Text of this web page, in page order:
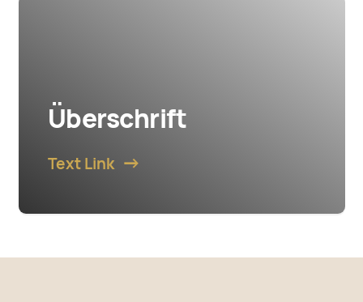
Überschrift
Text Link